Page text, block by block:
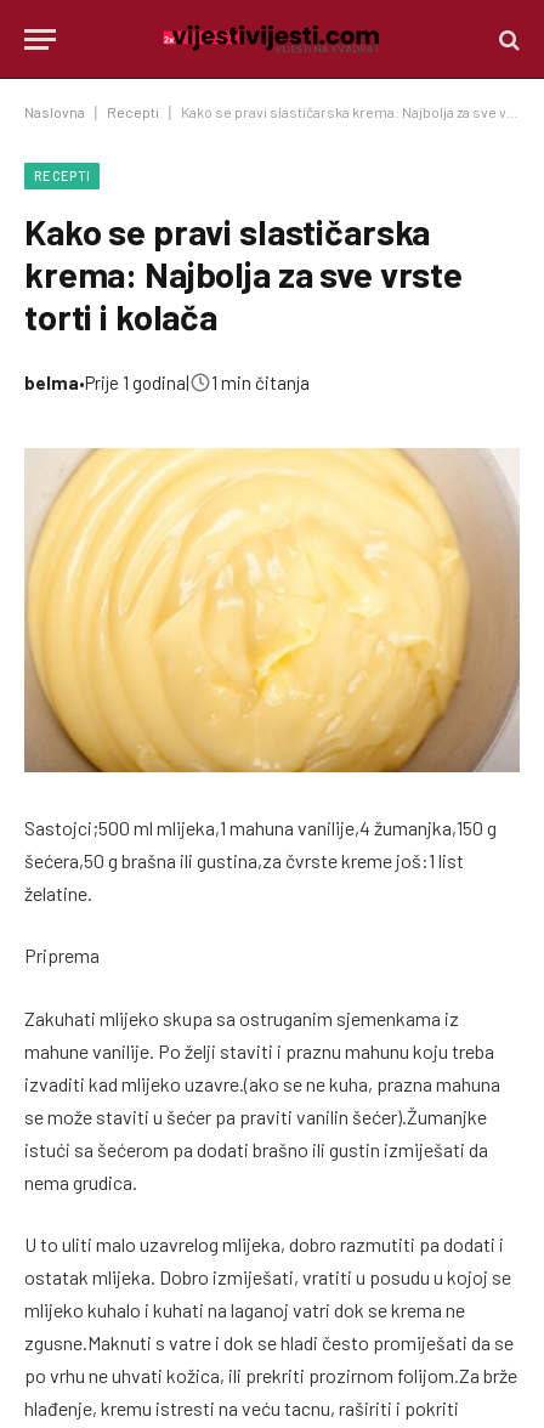
Naslovna Recepti Kako se pravi slastičarska krema: Najbolja za sve vrste torti i kolača
RECEPTI
Kako se pravi slastičarska
krema: Najbolja za sve vrste
torti i kolača
belma•Prije 1 godina| 1 min čitanja
Sastojci;500 ml mlijeka,1 mahuna vanilije,4 žumanjka,150 g
šećera,50 g brašna ili gustina,za čvrste kreme još:1 list
želatine.
Priprema
Zakuhati mlijeko skupa sa ostruganim sjemenkama iz
mahune vanilije. Po želji staviti i praznu mahunu koju treba
izvaditi kad mlijeko uzavre.(ako se ne kuha, prazna mahuna
se može staviti u šećer pa praviti vanilin šećer).Žumanjke
istući sa šećerom pa dodati brašno ili gustin izmiješati da
nema grudica.
U to uliti malo uzavrelog mlijeka, dobro razmutiti pa dodati i
ostatak mlijeka. Dobro izmiješati, vratiti u posudu u kojoj se
mlijeko kuhalo i kuhati na laganoj vatri dok se krema ne
zgusne.Maknuti s vatre i dok se hladi često promiješati da se
po vrhu ne uhvati kožica, ili prekriti prozirnom folijom.Za brže
hlađenje, kremu istresti na veću tacnu, raširiti i pokriti